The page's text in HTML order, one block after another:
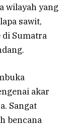
wilayah yang
sawit,
di Sumatra
akar
Sangat
bencana